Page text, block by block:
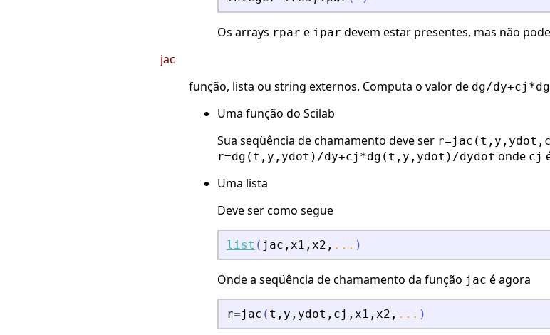
Os arrays rpar e ipar devem estar presentes, mas não
jac
função, lista ou string externos. Computa o valor de dg/
Uma função do Scilab
Sua seqüência de chamamento deve ser
r=dg(t,y,ydot)/dy+cj*dg(t,y,ydot)/dydot onde cj
Uma lista
Deve ser como segue
list ( jac , x1 , x2 , ... )
Onde a seqüência de chamamento da função jac é agora
r=jac ( t , y , ydot , cj , x1 , x2 , ... )